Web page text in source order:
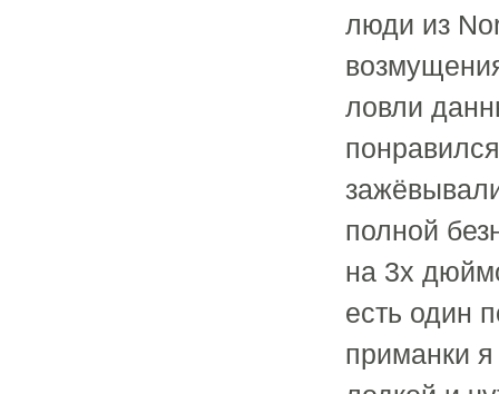
люди из
ловли
полной
на 3х
есть один
приманки я